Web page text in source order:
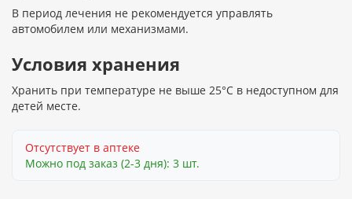
В период лечения не рекомендуется управлять
автомобилем или механизмами.
Условия хранения
Хранить при температуре не выше 25°С в недоступном для
детей месте.
Отсутствует в аптеке
Можно под заказ (2-3 дня): 3 шт.